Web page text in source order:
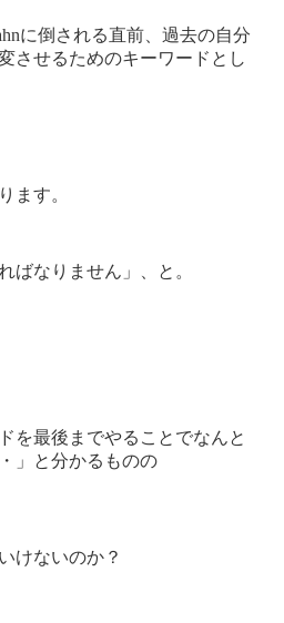
に倒される直前、過去の自分
させるためのキーワードとし
ます。
ばなりません」、と。
を最後までやることでなんと
」と分かるものの
けないのか？